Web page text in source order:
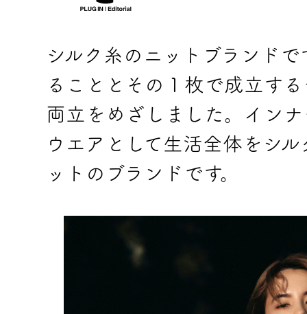
シルク糸のニットブランド
ることとその１枚で成立す
両立をめざしました。イン
ウエアとして生活全体をシ
ットのブランドです。